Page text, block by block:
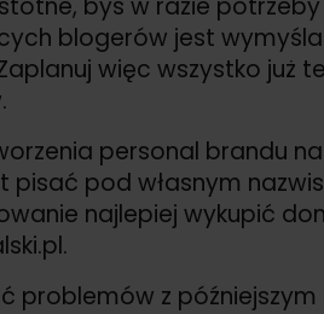
byś w razie
blogerów jest
więc wszystko już
personal brandu
pisać pod własnym
najlepiej wykupić
problemów z